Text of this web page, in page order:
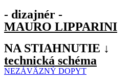
- dizajnér -
MAURO LIPPARINI
NA STIAHNUTIE ↓
technická schéma
NEZÁVÄZNÝ DOPYT